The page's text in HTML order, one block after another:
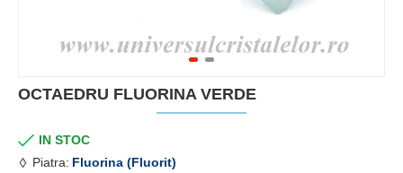
OCTAEDRU FLUORINA VERDE
IN STOC
Piatra: Fluorina (Fluorit)